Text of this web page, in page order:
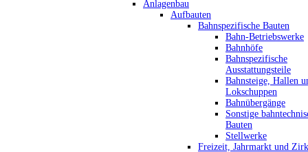
Anlagenbau
Aufbauten
Bahnspezifische Bauten
Bahn-Betriebswerke
Bahnhöfe
Bahnspezifische
Ausstattungsteile
Bahnsteige, Hallen
Lokschuppen
Bahnübergänge
Sonstige
Bauten
Stellwerke
Freizeit, Jahrmarkt und